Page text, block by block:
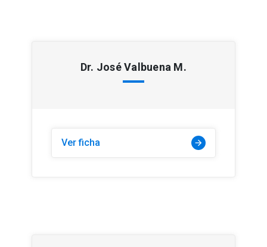
Dr. José Valbuena M.
Ver ficha arrow_forward